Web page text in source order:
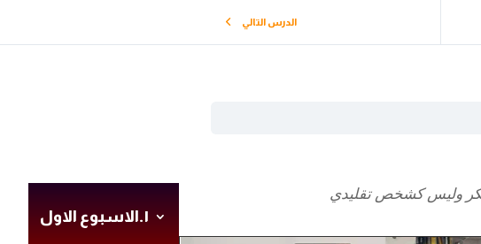
الدرس التالي
وليس كشخص تقليدي
١.الاسبوع الاول